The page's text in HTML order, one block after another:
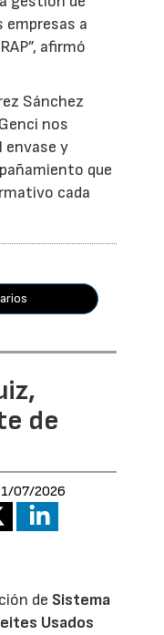
empresas a
afirmó
Sánchez
nos
envase y
que
cada
de
07/2026
de Sistema
Usados